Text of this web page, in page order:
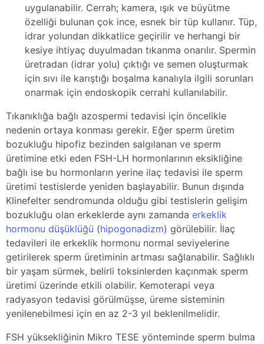
uygulanabilir. Cerrah; kamera, ışık ve büyütme
özelliği bulunan çok ince, esnek bir tüp kullanır. Tüp,
idrar yolundan dikkatlice geçirilir ve herhangi bir
kesiye ihtiyaç duyulmadan tıkanma onarılır. Spermin
üretradan (idrar yolu) çıktığı ve semen oluşturmak
için sıvı ile karıştığı boşalma kanalıyla ilgili sorunları
onarmak için endoskopik cerrahi kullanılabilir.
Tıkanıklığa bağlı azospermi tedavisi için öncelikle
nedenin ortaya konması gerekir. Eğer sperm üretim
bozukluğu hipofiz bezinden salgılanan ve sperm
üretimine etki eden FSH-LH hormonlarının eksikliğine
bağlı ise bu hormonların yerine ilaç tedavisi ile sperm
üretimi testislerde yeniden başlayabilir. Bunun dışında
Klinefelter sendromunda olduğu gibi testislerin gelişim
bozukluğu olan erkeklerde aynı zamanda erkeklik
hormonu düşüklüğü (hipogonadizm) görülebilir. İlaç
tedavileri ile erkeklik hormonu normal seviyelerine
getirilerek sperm üretiminin artması sağlanabilir. Sağlıklı
bir yaşam sürmek, belirli toksinlerden kaçınmak sperm
üretimi üzerinde etkili olabilir. Kemoterapi veya
radyasyon tedavisi görülmüşse, üreme sisteminin
yenilenebilmesi için en az 2-3 yıl beklenilmelidir.
FSH yüksekliğinin Mikro TESE yönteminde sperm bulma